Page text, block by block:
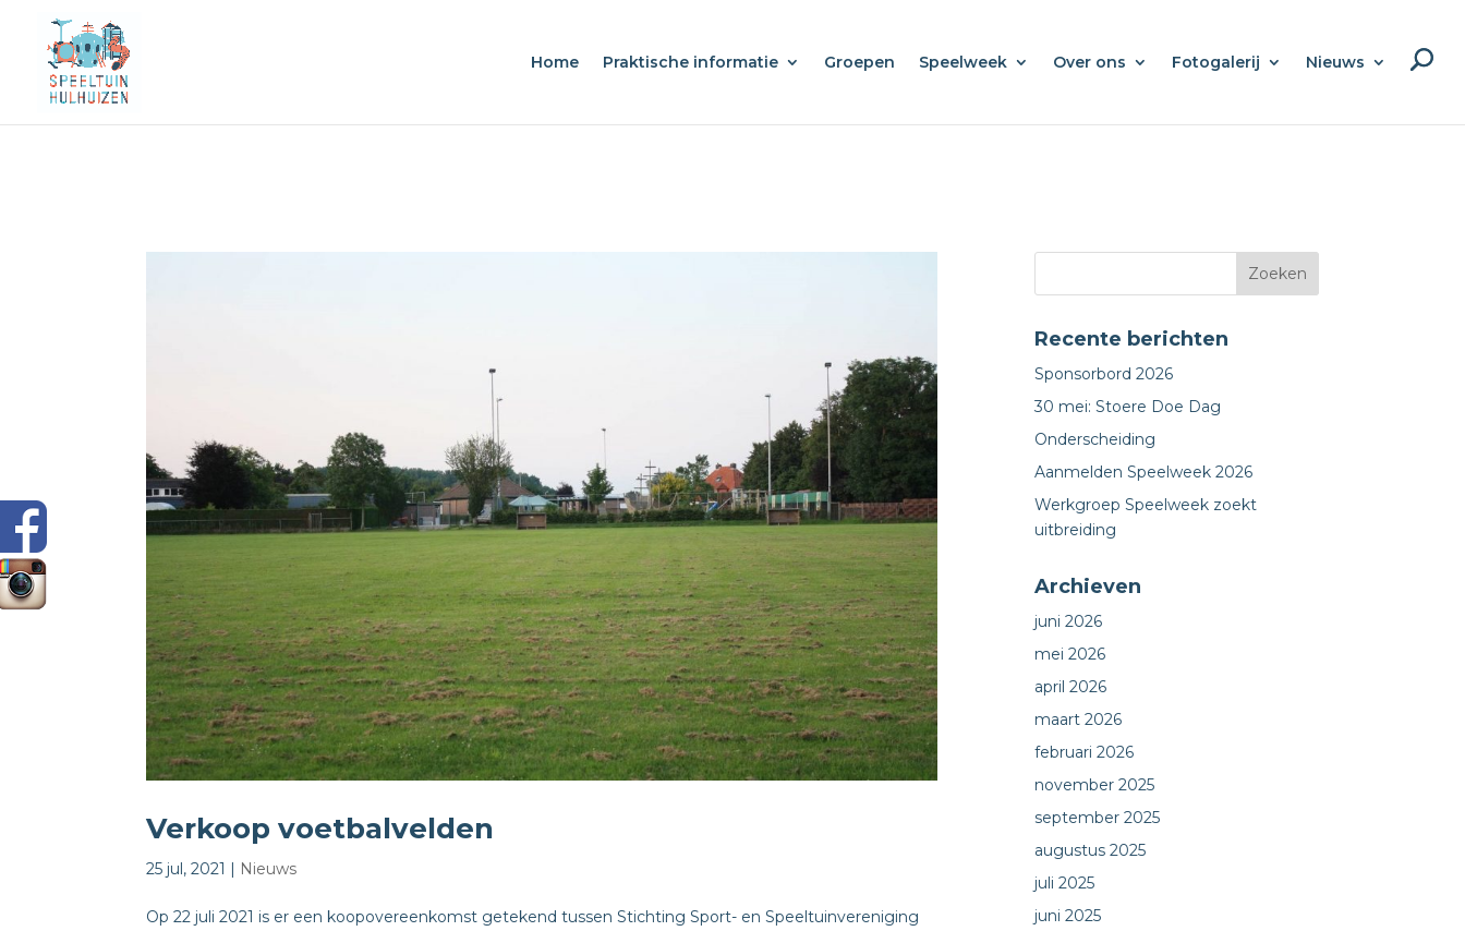
Home Praktische informatie Groepen Speelweek Over ons Fotogalerij Nieuws
Verkoop voetbalvelden
25 jul, 2021 Nieuws
Op 22 juli 2021 is er een koopovereenkomst getekend tussen Stichting Sport- en Speeltuinvereniging
Recente berichten
Sponsorbord 2026
30 mei: Stoere Doe Dag
Onderscheiding
Aanmelden Speelweek 2026
Werkgroep Speelweek zoekt
uitbreiding
Archieven
juni 2026
mei 2026
april 2026
maart 2026
februari 2026
november 2025
september 2025
augustus 2025
juli 2025
juni 2025